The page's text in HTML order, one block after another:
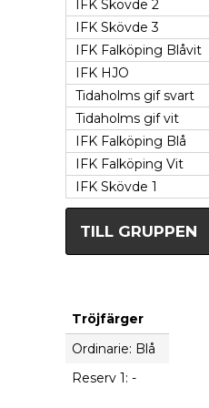
IFK Skövde 2
IFK Skövde 3
IFK Falköping Blåvit
IFK HJO
Tidaholms gif svart
Tidaholms gif vit
IFK Falköping Blå
IFK Falköping Vit
IFK Skövde 1
TILL GRUPPEN
Tröjfärger
Ordinarie: Blå
Reserv 1: -